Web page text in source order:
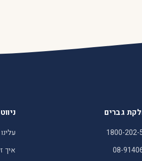
גברים
1800-202-
08-
ניווט
עלינו
איך